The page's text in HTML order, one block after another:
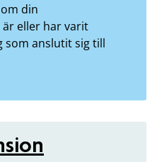
din
eller har varit
som anslutit sig till